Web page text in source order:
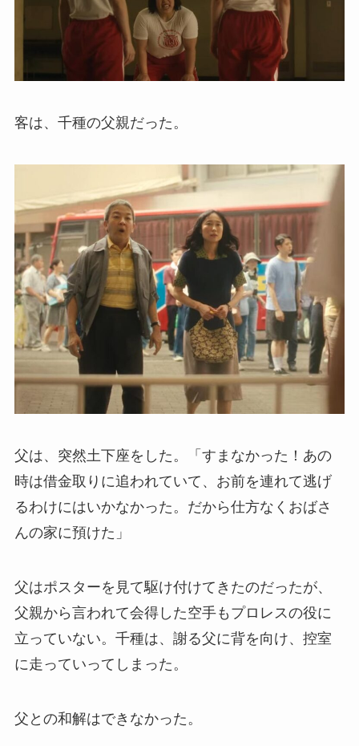
客は、千種の父親だった。
父は、突然土下座をした。「すまなかった！あの
時は借金取りに追われていて、お前を連れて逃げ
るわけにはいかなかった。だから仕方なくおばさ
んの家に預けた」
父はポスターを見て駆け付けてきたのだったが、
父親から言われて会得した空手もプロレスの役に
立っていない。千種は、謝る父に背を向け、控室
に走っていってしまった。
父との和解はできなかった。